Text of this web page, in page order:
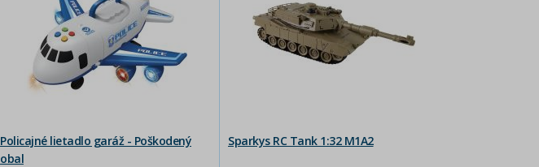
Policajné lietadlo garáž - Poškodený
obal
Sparkys RC Tank 1:32 M1A2